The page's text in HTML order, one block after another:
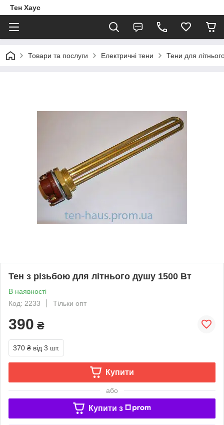
Тен Хаус
Товари та послуги Електричні тени Тени для
Тен з різьбою для літнього душу 1500 Вт
В наявності
Код: 2233
Тільки опт
390 ₴
370 ₴ від 3 шт.
Купити
або
Купити з